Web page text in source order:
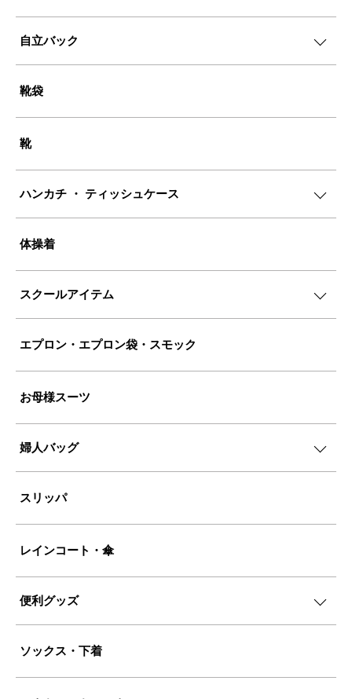
自立バック
靴袋
靴
ハンカチ ・ ティッシュケース
体操着
スクールアイテム
エプロン・エプロン袋・スモック
お母様スーツ
婦人バッグ
スリッパ
レインコート・傘
便利グッズ
ソックス・下着